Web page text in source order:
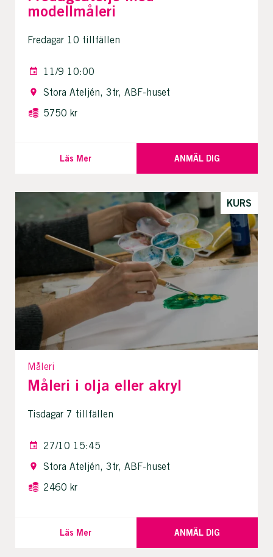
modellmåleri
Fredagar 10 tillfällen
11/9 10:00
Stora Ateljén, 3tr, ABF-huset
5750 kr
Läs Mer ANMÄL DIG
KURS
Måleri
Måleri i olja eller akryl
Tisdagar 7 tillfällen
27/10 15:45
Stora Ateljén, 3tr, ABF-huset
2460 kr
Läs Mer ANMÄL DIG